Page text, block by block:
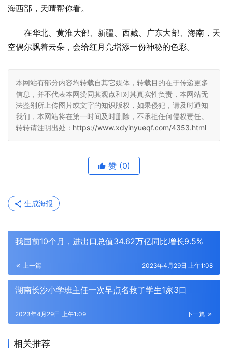
海西部，天晴帮你看。
在华北、黄淮大部、新疆、西藏、广东大部、海南，天
空偶尔飘着云朵，会给红月亮增添一份神秘的色彩。
本网站有部分内容均转载自其它媒体，转载目的在于传递更多
信息，并不代表本网赞同其观点和对其真实性负责，本网站无
法鉴别所上传图片或文字的知识版权，如果侵犯，请及时通知
我们，本网站将在第一时间及时删除，不承担任何侵权责任。
转转请注明出处： https://www.xdyinyueqf.com/4353.html
赞 (0)
生成海报
我国前10个月，进出口总值34.62万亿同比增长9.5%
上一篇 2023年4月29日 上午1:08
湖南长沙小学班主任一次早点名救了学生1家3口
下一篇
2023年4月29日 上午1:09
相关推荐